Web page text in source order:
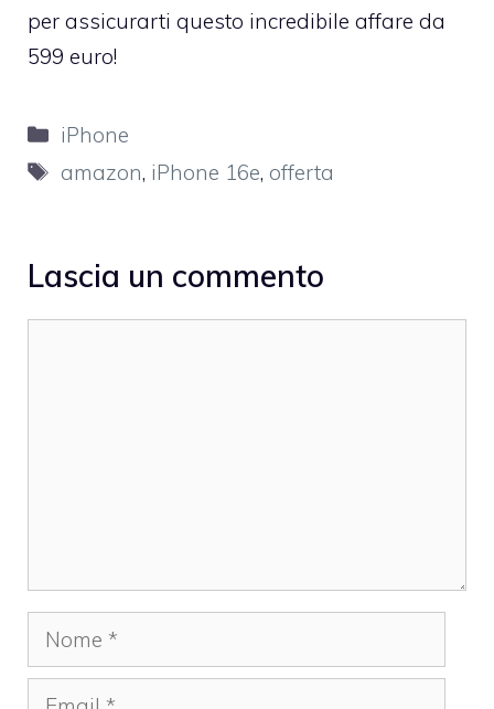
per assicurarti questo incredibile affare da
599 euro!
Categorie
iPhone
Tag
amazon, iPhone 16e, offerta
Lascia un commento
Nome
Email